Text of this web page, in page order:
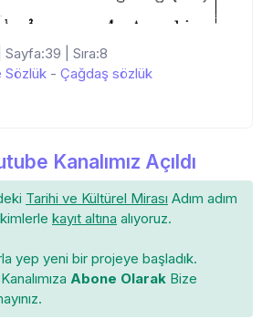
| Sıra:8
Sözlük - Çağdaş sözlük
Kanalımız Açıldı
Tarihi ve Kültürel Mirası Adım adım
kayıt altına alıyoruz.
yep yeni bir projeye başladık.
Abone Olarak Bize